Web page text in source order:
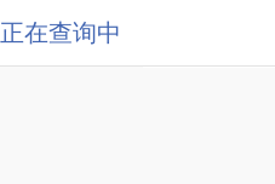
正在查询中